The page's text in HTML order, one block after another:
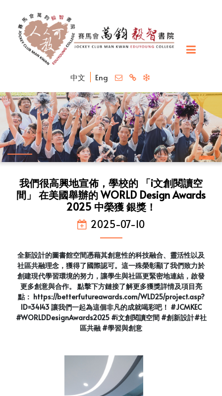
中文 Eng
我們很高興地宣佈，學校的 「i文創閱讀空
間」 在美國舉辦的 WORLD Design Awards
2025 中榮獲 銀獎！
2025-07-10
全新設計的圖書館空間憑藉其創意性的科技融合、靈活性以及
社區共融理念，獲得了國際認可。這一殊榮彰顯了我們致力於
創建現代學習環境的努力，讓學生與社區更緊密地連結，啟發
更多創意與合作。 點擊下方鏈接了解更多獲獎詳情及項目亮
點： https://betterfutureawards.com/WLD25/project.asp?
ID=34143 讓我們一起為這個非凡的成就喝彩吧！ #JCMKEC
#WORLDDesignAwards2025 #i文創閱讀空間 #創新設計#社
區共融 #學習與創意